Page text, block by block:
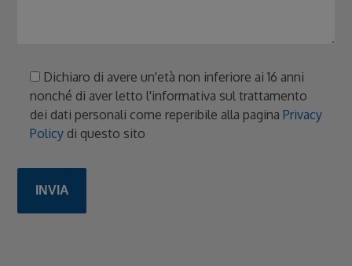
Dichiaro di avere un'età non inferiore ai 16 anni
nonché di aver letto l'informativa sul trattamento
dei dati personali come reperibile alla paginaPrivacy
Policy di questo sito